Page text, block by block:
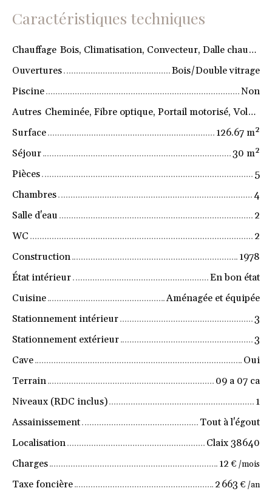
Caractéristiques techniques
Chauffage
Bois, Climatisation, Convecteur, Dalle chauffante, Electricité, Pompe à chaleur
Ouvertures
Bois/Double vitrage
Piscine
Non
Autres
Cheminée, Fibre optique, Portail motorisé, Volets électriques
Surface
126.67 m²
Séjour
30 m²
Pièces
5
Chambres
4
Salle d'eau
2
WC
2
Construction
1978
État intérieur
En bon état
Cuisine
Aménagée et équipée
Stationnement intérieur
3
Stationnement extérieur
3
Cave
Oui
Terrain
09 a 07 ca
Niveaux (RDC inclus)
1
Assainissement
Tout à l'égout
Localisation
Claix 38640
Charges
12€ /mois
Taxe foncière 2 663€ /an